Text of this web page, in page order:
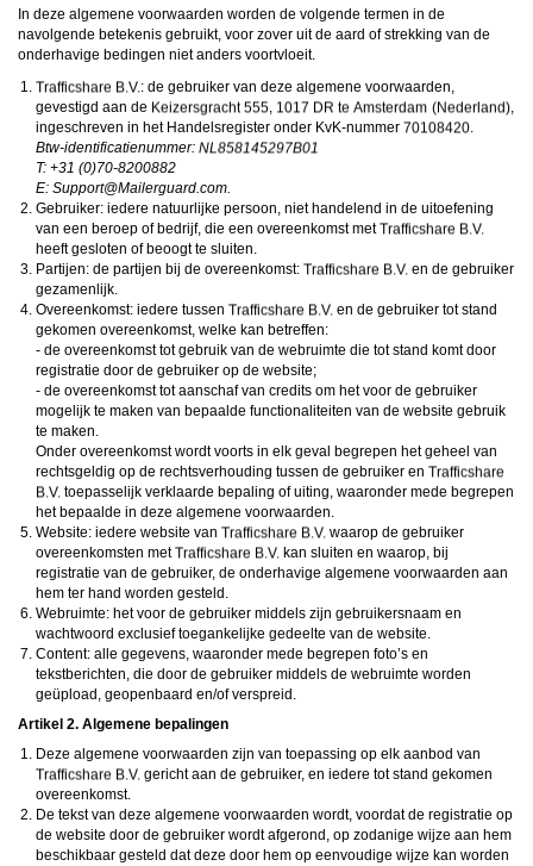
herleidbare gegevens op deze website.
Zet iemand jou onder druk op deze website, bijvoorbeeld om persoonlijke of financiële
gegevens te verstrekken? Stop dan meteen met het communiceren met deze persoon.
Let er ook op dat mensen in staat zijn op een listige manier dergelijke gegevens van je
Voorkom dat jouw minderjarige kinderen met erotische of anderszins voor minderjarigen
ongeschikte online content in aanraking komen. Daarvoor enkele tips:
Installeer programma’s voor ouderlijk toezicht op jouw apparaat . Voorbeelden van
programma’s voor ouderlijk toezicht zijnNetnanny
. Deze programma’s werken zodanig dat toegang tot specifieke websites en
online inhoud worden geblokkeerd. Vaak blokkeren deze programma’s standaard al
een groot aantal websites waarvan algemeen verondersteld wordt dat deze
ongeschikt zijn voor minderjarigen. Door middel van updates kunnen daar steeds
nieuwe websites aan worden toegevoegd.
Neem contact op met jouw internetprovider
maken dat bepaalde informatie van internet wordt gefilterd. Je kunt jouw
internetprovider raadplegen om na te vragen of deze service ook voor jou mogelijk
is.
Controleer jouw webbrowser. Informeer je over de werking van jouw webbrowser
zodat je kunt zien welke websites door jouw minderjarige kinderen zijn bezocht.
Door in geval van ongewenste sitebezoeken jouw minderjarige kinderen daarop
aan te spreken, kun je jouw kinderen leren dat de websites niet voor hun geschikt
zijn. Bovendien kun je naar aanleiding daarvan beoordelen in hoeverre jouw kind
geïnteresseerd is in bepaalde websites, zodat je bovenstaande tips kunt hanteren.
Praat met jouw kinderen. Leer jouw minderjarige kinderen dat ze nooit
persoonsgegevens of persoonlijke informatie via internet moeten verstrekken aan
internet hoeft te zijn wie ze zeggen te zijn en dat men wel eens verkeerde
bedoelingen kan hebben als iemand via het internet contact opneemt met jouw
kind. Vertel jouw kinderen bovendien dat ze niet met vreemde andere minderjarigen
die zij online hebben ontmoet, moeten afspreken zonder daarover eerst met jou te
overleggen. Ook is het raadzaam jouw kind te vertellen dat hij jou meteen moet
laten weten wanneer iemand op internet contact met hem opneemt of wanneer
jouw kind seksueel getinte content of andere content waarvan hij schrikt, op
internet tegenkomt.
Via deze website verleent
chatdiensten voor entertainmentdoeleinden. Om van deze diensten gebruik te kunnen
maken, heb je credits nodig. Je ontvangt er bij jouw aanmelding een paar gratis, maar
daarna dien je voor credits te betalen. De kosten daarvoor tref je aan bij jouw
bestelling van credits en op de paginaKosten.
behoudt zich het recht voor om zelf profielen op deze website aan te
maken en namens deze profielen berichten aan jou als gebruiker te verzenden. Door
gefingeerd zijn. Deze gefingeerde profielen zijn alleen aangemaakt om berichten en
profiel zijn dan ook niet mogelijk.
Deze site wordt beschermd door reCAPTCHA, hetPrivacybeleiden deAlgemene
Voorwaardenvan Google zijn van toepassing.
hanteert een beschermplan met als doel het herkennen en in
bescherming nemen van consumenten die de aard van de diensten op deze website
mogelijk niet begrijpen. Het beschermplan houdt onder meer in dat jijzelf, maar ook
derden een toegangsverbod voor jou kunnen aanvragen. Meer informatie hierover tref
In deze algemene voorwaarden worden de volgende termen in de
navolgende betekenis gebruikt, voor zover uit de aard of strekking van de
onderhavige bedingen niet anders voortvloeit.
: de gebruiker van deze algemene voorwaarden,
gevestigd aan de
,
,
ingeschreven in het Handelsregister onder KvK-nummer
.
Btw-identificatienummer:
T: +31 (0)70-8200882
E: moc.draugreliaM@troppuS.
Gebruiker: iedere natuurlijke persoon, niet handelend in de uitoefening
van een beroep of bedrijf, die een overeenkomst met
heeft gesloten of beoogt te sluiten.
Partijen: de partijen bij de overeenkomst:
en de gebruiker
gezamenlijk.
Overeenkomst: iedere tussen
en de gebruiker tot stand
gekomen overeenkomst, welke kan betreffen:
- de overeenkomst tot gebruik van de webruimte die tot stand komt door
registratie door de gebruiker op de website;
- de overeenkomst tot aanschaf van credits om het voor de gebruiker
mogelijk te maken van bepaalde functionaliteiten van de website gebruik
te maken.
Onder overeenkomst wordt voorts in elk geval begrepen het geheel van
rechtsgeldig op de rechtsverhouding tussen de gebruiker en
toepasselijk verklaarde bepaling of uiting, waaronder mede begrepen
het bepaalde in deze algemene voorwaarden.
Website: iedere website van
waarop de gebruiker
overeenkomsten met
kan sluiten en waarop, bij
registratie van de gebruiker, de onderhavige algemene voorwaarden aan
hem ter hand worden gesteld.
Webruimte: het voor de gebruiker middels zijn gebruikersnaam en
wachtwoord exclusief toegankelijke gedeelte van de website.
Content: alle gegevens, waaronder mede begrepen foto’s en
tekstberichten, die door de gebruiker middels de webruimte worden
geüpload, geopenbaard en/of verspreid.
Artikel 2. Algemene bepalingen
Deze algemene voorwaarden zijn van toepassing op elk aanbod van
gericht aan de gebruiker, en iedere tot stand gekomen
overeenkomst.
De tekst van deze algemene voorwaarden wordt, voordat de registratie op
de website door de gebruiker wordt afgerond, op zodanige wijze aan hem
beschikbaar gesteld dat deze door hem op eenvoudige wijze kan worden